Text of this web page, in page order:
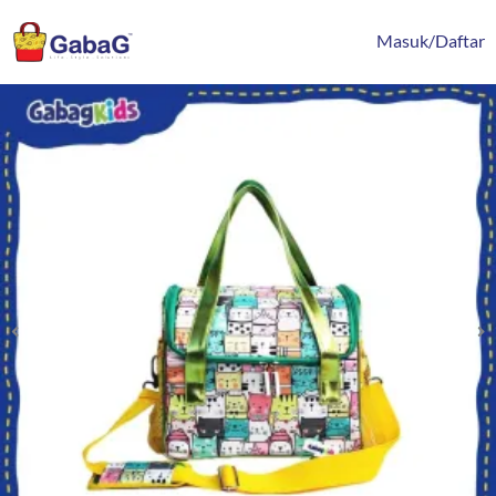
ke
konten
Masuk/Daftar